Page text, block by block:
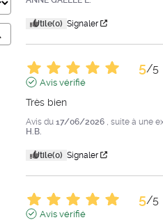
Utile(0) Signaler
5/5
Avis vérifié
Très bien
Avis du 17/06/2026
, suite à une
H.B.
Utile(0) Signaler
5/5
Avis vérifié